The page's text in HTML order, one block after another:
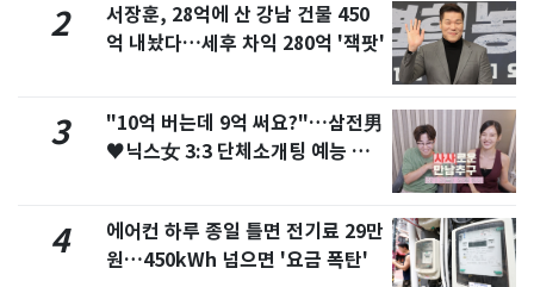
2
서장훈, 28억에 산 강남 건물 450
억 내놨다…세후 차익 280억 '잭팟'
3
"10억 버는데 9억 써요?"…삼전男
♥닉스女 3:3 단체소개팅 예능 화
4
에어컨 하루 종일 틀면 전기료 29만
원…450kWh 넘으면 '요금 폭탄'